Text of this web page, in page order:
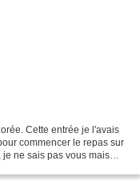
Cette entrée je l'avais
commencer le repas sur
ne sais pas vous mais